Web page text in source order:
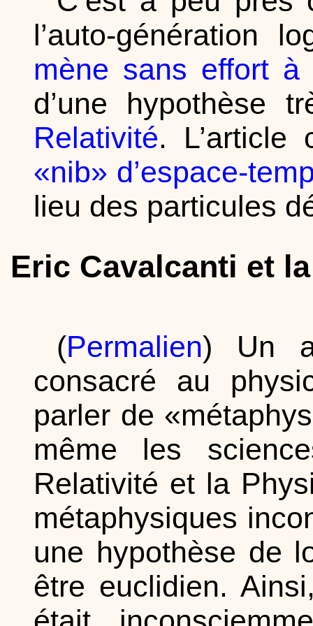
l’auto-génération
mène sans effort à
d’une hypothèse
Relativité. L’article
«nib» d’espace-
lieu des particules
Eric Cavalcanti et
(Permalien) Un
consacré au
parler de
même les
Relativité et la
métaphysiques
une hypothèse de
être euclidien.